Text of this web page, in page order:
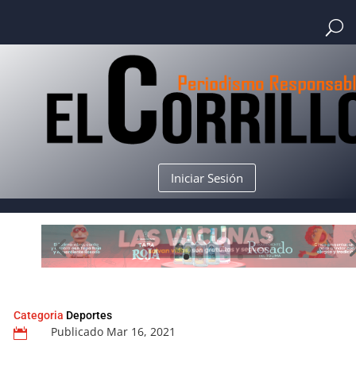
Iniciar Sesión
 Publicado Mar 16, 2021